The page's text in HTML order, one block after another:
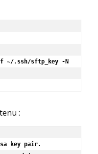
~/.ssh/sftp_key -N
:
key pair.